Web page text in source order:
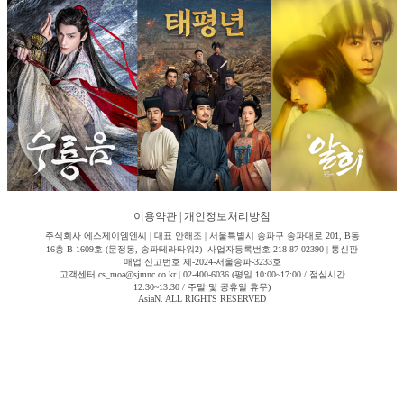
이용약관 개인정보처리방침
주식회사 에스제이엠엔씨 | 대표 안해조 | 서울특별시 송파구 송파대로 201, B동
16층 B-1609호 (문정동, 송파테라타워2) 사업자등록번호 218-87-02390 | 통신판
매업 신고번호 제-2024-서울송파-3233호
고객센터 cs_moa@sjmnc.co.kr | 02-400-6036 (평일 10:00~17:00 / 점심시간
12:30~13:30 / 주말 및 공휴일 휴무)
AsiaN. ALL RIGHTS RESERVED